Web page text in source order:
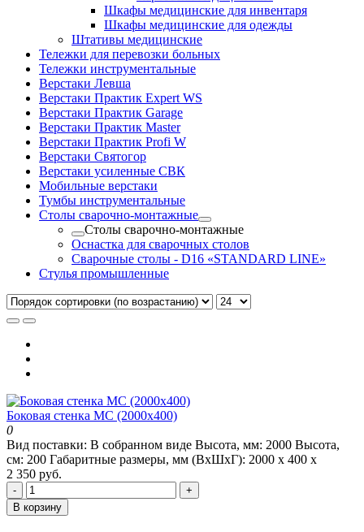
Шкафы медицинские для инвентаря
Шкафы медицинские для одежды
Штативы медицинские
Тележки для перевозки больных
Тележки инструментальные
Верстаки Левша
Верстаки Практик Expert WS
Верстаки Практик Garage
Верстаки Практик Master
Верстаки Практик Profi W
Верстаки Святогор
Верстаки усиленные СВК
Мобильные верстаки
Тумбы инструментальные
Столы сварочно-монтажные
Столы сварочно-монтажные
Оснастка для сварочных столов
Сварочные столы - D16 «STANDARD LINE»
Стулья промышленные
Боковая стенка МС (2000х400)
0
Вид поставки: В собранном виде Высота, мм: 2000 Высота,
см: 200 Габаритные размеры, мм (ВхШхГ): 2000 х 400 х
2 350 руб.
-
+
В корзину